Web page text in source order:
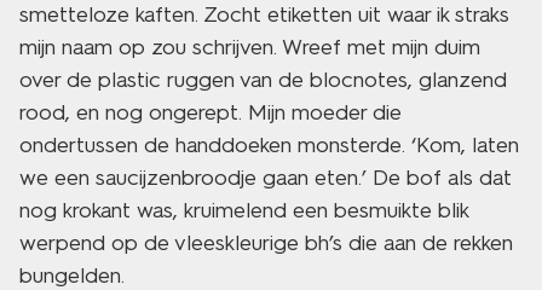
smetteloze kaften. Zocht etiketten uit waar ik straks
mijn naam op zou schrijven. Wreef met mijn duim
over de plastic ruggen van de blocnotes, glanzend
rood, en nog ongerept. Mijn moeder die
ondertussen de handdoeken monsterde. ‘Kom, laten
we een saucijzenbroodje gaan eten.’ De bof als dat
nog krokant was, kruimelend een besmuikte blik
werpend op de vleeskleurige bh’s die aan de rekken
bungelden.